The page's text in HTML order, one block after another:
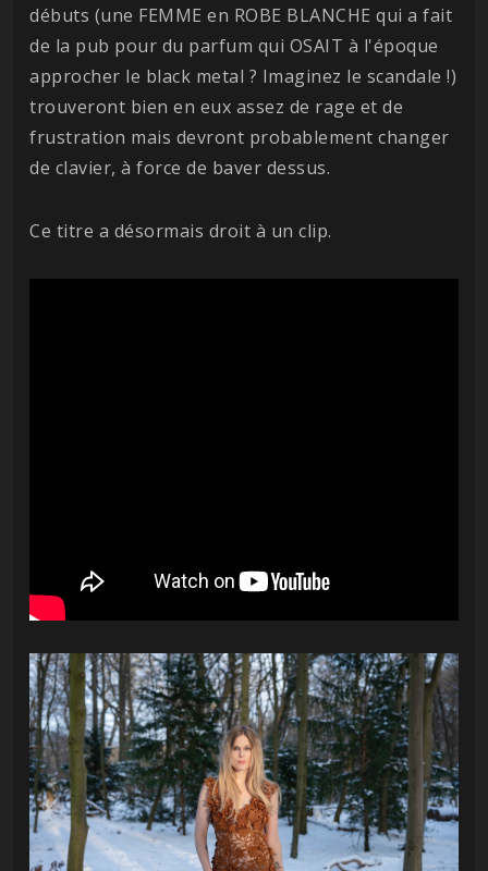
débuts (une FEMME en ROBE BLANCHE qui a fait
de la pub pour du parfum qui OSAIT à l'époque
approcher le black metal ? Imaginez le scandale !)
trouveront bien en eux assez de rage et de
frustration mais devront probablement changer
de clavier, à force de baver dessus.
Ce titre a désormais droit à un clip.